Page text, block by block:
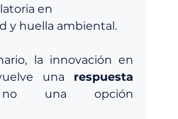
en
y huella ambiental.
la innovación en
una respuesta
una opción